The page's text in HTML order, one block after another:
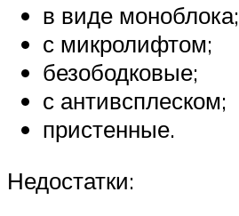
в виде моноблока;
с микролифтом;
безободковые;
с антивсплеском;
пристенные.
Недостатки: